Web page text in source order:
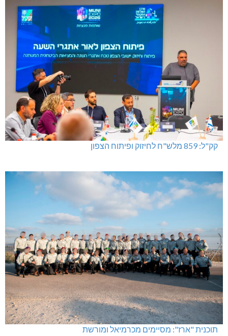
קק"ל: 859 מלש"ח לחיזוק ופיתוח הצפון
תוכנית "ארז": מסיימים מכרמיאל ומורשת